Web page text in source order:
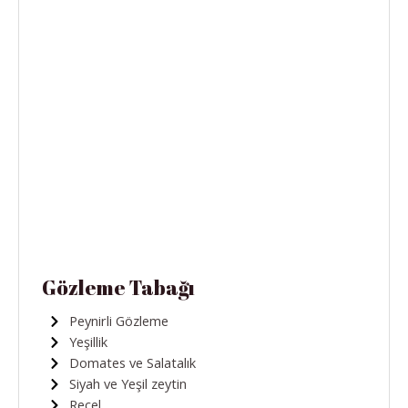
Gözleme Tabağı
Peynirli Gözleme
Yeşillik
Domates ve Salatalık
Siyah ve Yeşil zeytin
Reçel